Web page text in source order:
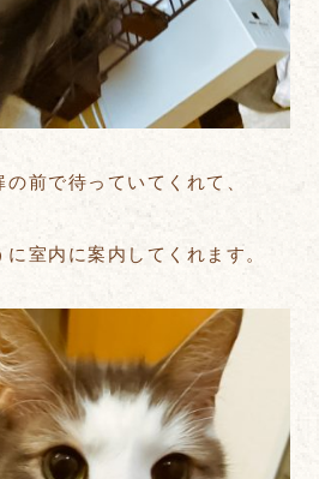
前で待っていてくれて、
室内に案内してくれます。